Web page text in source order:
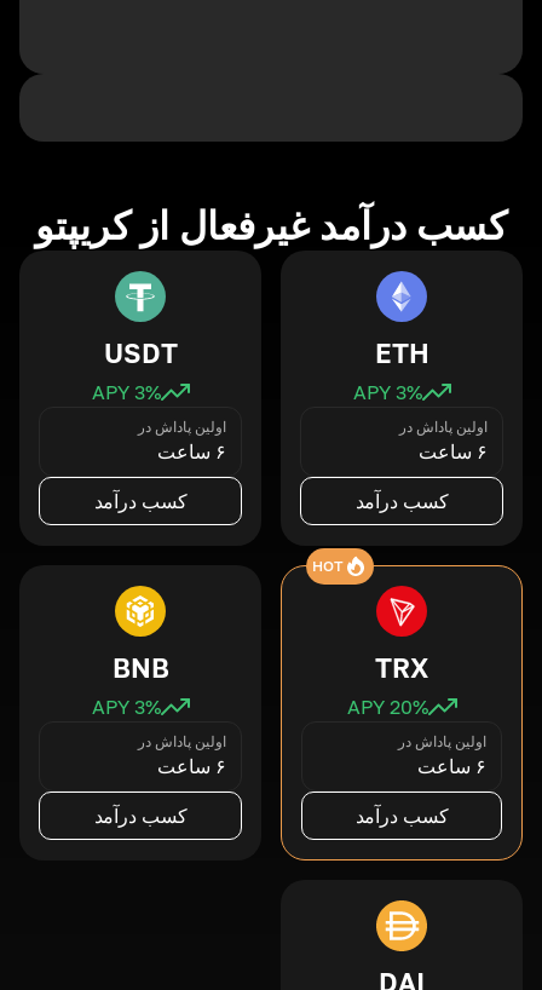
کسب درآمد غیرفعال از کریپتو
ETH
3% APY
اولین پاداش در
۶ ساعت
کسب درآمد
USDT
3% APY
اولین پاداش در
۶ ساعت
کسب درآمد
HOT
TRX
20% APY
اولین پاداش در
۶ ساعت
کسب درآمد
BNB
3% APY
اولین پاداش در
۶ ساعت
کسب درآمد
DAI